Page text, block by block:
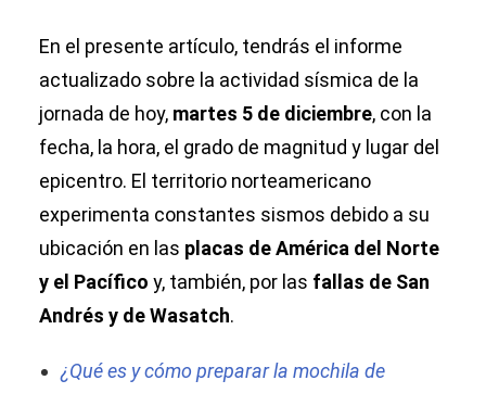
En el presente artículo, tendrás el informe
actualizado sobre la actividad sísmica de la
jornada de hoy, martes 5 de diciembre, con la
fecha, la hora, el grado de magnitud y lugar del
epicentro. El territorio norteamericano
experimenta constantes sismos debido a su
ubicación en las placas de América del Norte
y el Pacífico y, también, por las fallas de San
Andrés y de Wasatch.
¿Qué es y cómo preparar la mochila de